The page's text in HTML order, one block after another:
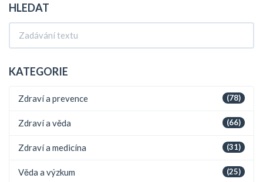
HLEDAT
KATEGORIE
(78)
Zdraví a prevence
(66)
Zdraví a věda
(31)
Zdraví a medicína
(25)
Věda a výzkum